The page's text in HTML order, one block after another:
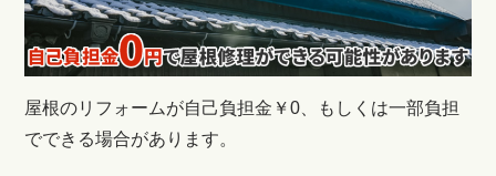
屋根のリフォームが自己負担金￥0、もしくは一部負担
でできる場合があります。